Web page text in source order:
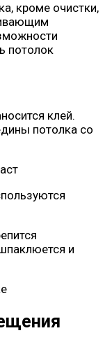
кроме очистки,
потолок
клей.
потолка со
и